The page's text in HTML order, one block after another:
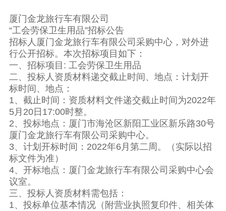
厦门金龙旅行车有限公司
“工会劳保卫生用品”招标公告
招标人厦门金龙旅行车有限公司采购中心，对外进
行公开招标。本次招标项目如下：
一、招标项目: 工会劳保卫生用品
二、投标人资质材料递交截止时间、地点：计划开
标时间、地点：
1、截止时间：资质材料文件递交截止时间为2022年
5月20日17:00时整。
2、投标地点：厦门市海沧区新阳工业区新乐路30号
厦门金龙旅行车有限公司采购中心。
3、计划开标时间：2022年6月第二周。（实际以招
标文件为准）
4、开标地点：厦门金龙旅行车有限公司采购中心会
议室。
三、投标人资质材料需包括：
1、投标单位基本情况（附营业执照复印件、相关体